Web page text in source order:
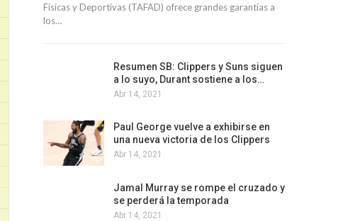
Físicas y Deportivas (TAFAD) ofrece grandes garantías a
los…
Resumen SB: Clippers y Suns siguen
a lo suyo, Durant sostiene a los…
Abr 14, 2021
Paul George vuelve a exhibirse en
una nueva victoria de los Clippers
Abr 14, 2021
Jamal Murray se rompe el cruzado y
se perderá la temporada
Abr 14, 2021